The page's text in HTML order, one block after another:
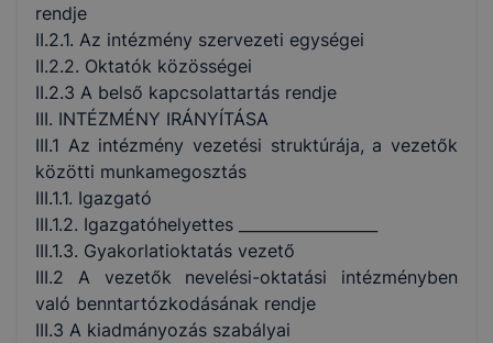
rendje
II.2.1. Az intézmény szervezeti egységei
II.2.2. Oktatók közösségei
II.2.3 A belső kapcsolattartás rendje
III. INTÉZMÉNY IRÁNYÍTÁSA
III.1 Az intézmény vezetési struktúrája, a vezetők
közötti munkamegosztás
III.1.1. Igazgató
III.1.2. Igazgatóhelyettes __________________
III.1.3. Gyakorlatioktatás vezető
III.2 A vezetők nevelési-oktatási intézményben
való benntartózkodásának rendje
III.3 A kiadmányozás szabályai